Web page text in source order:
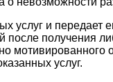
и передает
после получения
мотивированного
услуг.